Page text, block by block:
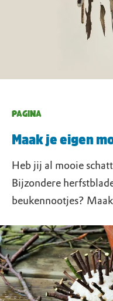
PAGINA
Maak je eigen
Heb jij al mooie
Bijzondere
beukennootjes?